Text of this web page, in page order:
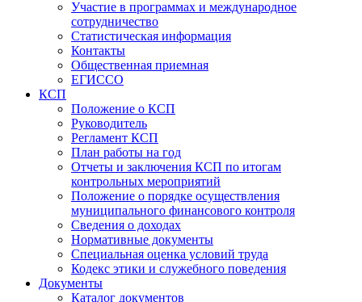
Участие в программах и международное
сотрудничество
Статистическая информация
Контакты
Общественная приемная
ЕГИССО
КСП
Положение о КСП
Руководитель
Регламент КСП
План работы на год
Отчеты и заключения КСП по итогам
контрольных мероприятий
Положение о порядке осуществления
муниципального финансового контроля
Сведения о доходах
Нормативные документы
Специальная оценка условий труда
Кодекс этики и служебного поведения
Документы
Каталог документов